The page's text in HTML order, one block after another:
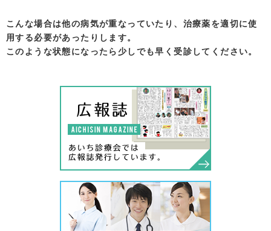
こんな場合は他の病気が重なっていたり、治療薬を適切に使
用する必要があったりします。
このような状態になったら少しでも早く受診してください。